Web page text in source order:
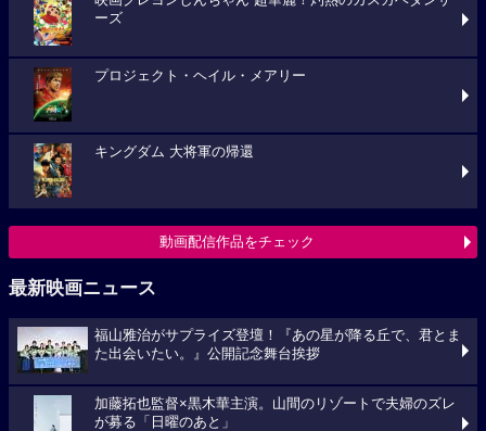
ーズ
プロジェクト・ヘイル・メアリー
キングダム 大将軍の帰還
動画配信作品をチェック
最新映画ニュース
福山雅治がサプライズ登壇！『あの星が降る丘で、君とま
た出会いたい。』公開記念舞台挨拶
加藤拓也監督×黒木華主演。山間のリゾートで夫婦のズレ
が募る「日曜のあと」